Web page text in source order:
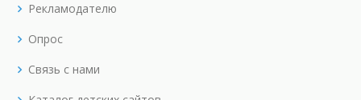
Рекламодателю
Опрос
Связь с нами